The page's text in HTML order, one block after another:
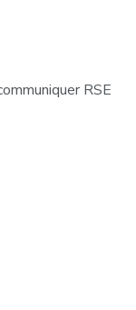
RSE